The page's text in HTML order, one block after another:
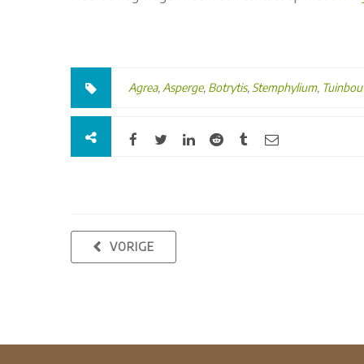
Agrea, Asperge, Botrytis, Stemphylium,
VORIGE